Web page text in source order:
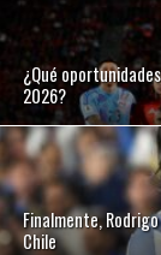
¿Qué
2026?
Finalmente,
Chile